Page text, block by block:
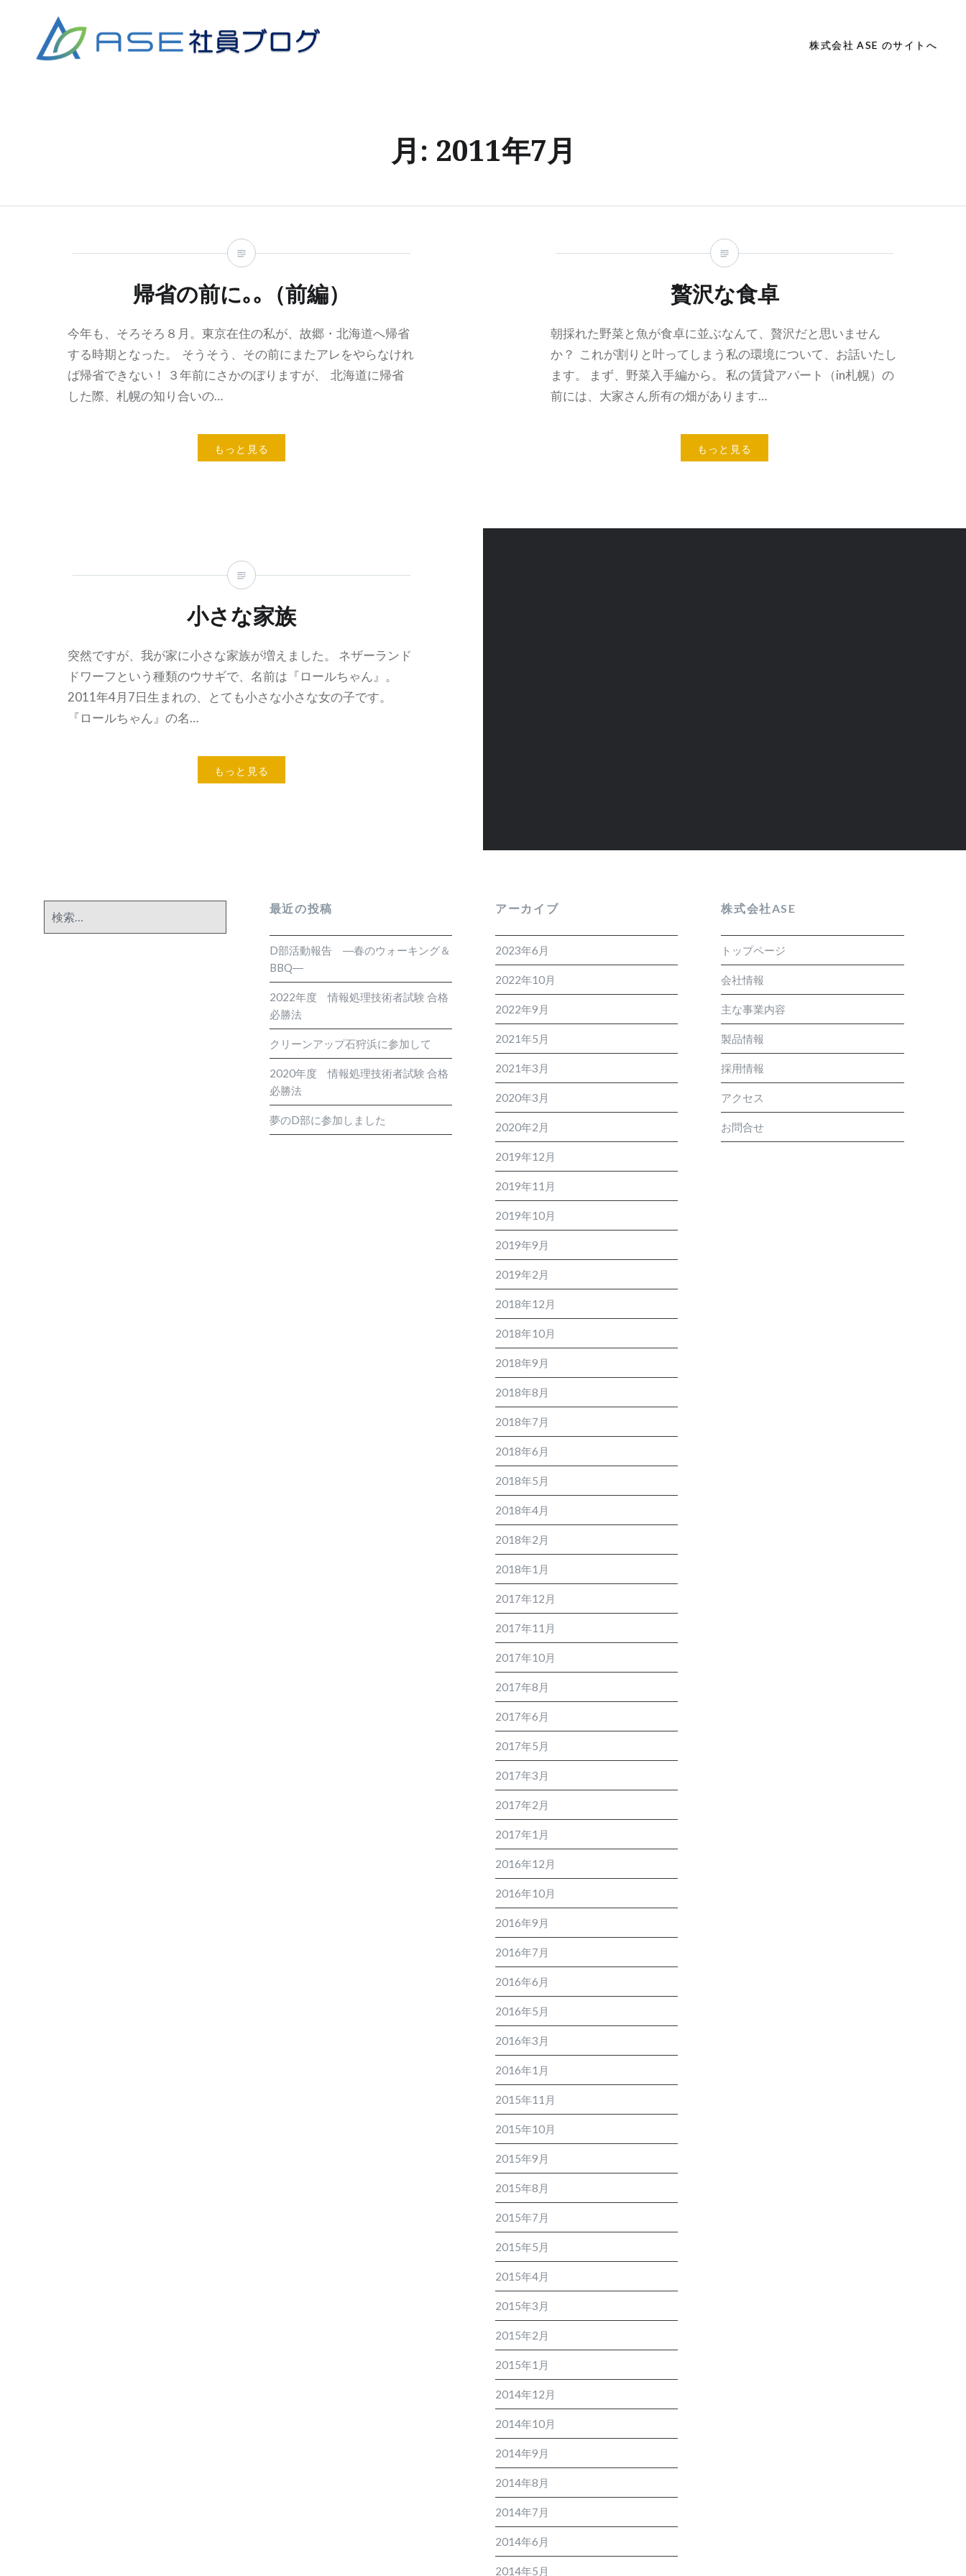
株式会社 ASE のサイトへ
月: 2011年7月
帰省の前に｡｡（前編）
今年も、そろそろ８月。東京在住の私が、故郷・北海道へ帰省
する時期となった。 そうそう、その前にまたアレをやらなけれ
ば帰省できない！ ３年前にさかのぼりますが、 北海道に帰省
した際、札幌の知り合いの…
もっと見る
贅沢な食卓
朝採れた野菜と魚が食卓に並ぶなんて、贅沢だと思いません
か？ これが割りと叶ってしまう私の環境について、お話いたし
ます。 まず、野菜入手編から。 私の賃貸アパート（in札幌）の
前には、大家さん所有の畑があります…
もっと見る
小さな家族
突然ですが、我が家に小さな家族が増えました。 ネザーランド
ドワーフという種類のウサギで、名前は『ロールちゃん』。
2011年4月7日生まれの、とても小さな小さな女の子です。
『ロールちゃん』の名…
もっと見る
索:
最近の投稿
D部活動報告 ―春のウォーキング＆
BBQ―
2022年度 情報処理技術者試験 合格
必勝法
クリーンアップ石狩浜に参加して
2020年度 情報処理技術者試験 合格
必勝法
夢のD部に参加しました
アーカイブ
2023年6月
2022年10月
2022年9月
2021年5月
2021年3月
2020年3月
2020年2月
2019年12月
2019年11月
2019年10月
2019年9月
2019年2月
2018年12月
2018年10月
2018年9月
2018年8月
2018年7月
2018年6月
2018年5月
2018年4月
2018年2月
2018年1月
2017年12月
2017年11月
2017年10月
2017年8月
2017年6月
2017年5月
2017年3月
2017年2月
2017年1月
2016年12月
2016年10月
2016年9月
2016年7月
2016年6月
2016年5月
2016年3月
2016年1月
2015年11月
2015年10月
2015年9月
2015年8月
2015年7月
2015年5月
2015年4月
2015年3月
2015年2月
2015年1月
2014年12月
2014年10月
2014年9月
2014年8月
2014年7月
2014年6月
2014年5月
株式会社ASE
トップページ
会社情報
主な事業内容
製品情報
採用情報
アクセス
お問合せ